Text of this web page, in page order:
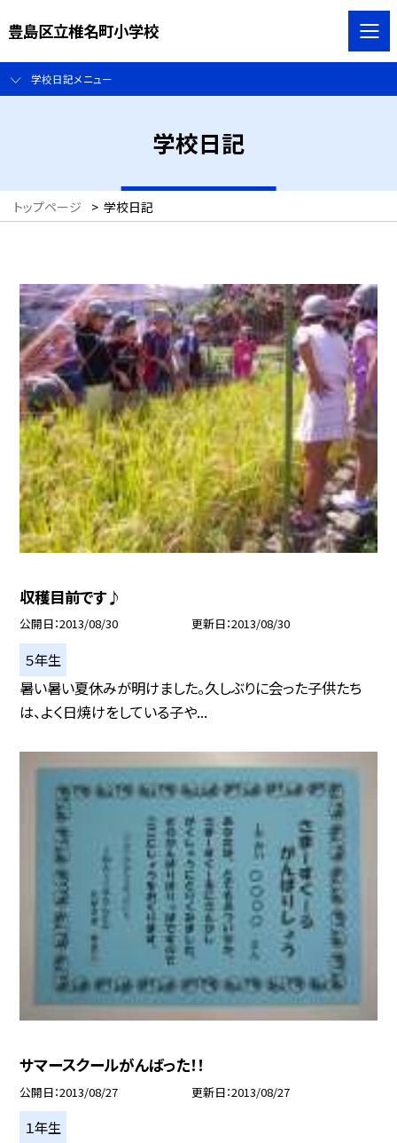
豊島区立椎名町小学校
学校日記メニュー
学校日記
トップページ > 学校日記
収穫目前です♪
公開日 2013/08/30 更新日 2013/08/30
５年生
暑い暑い夏休みが明けました。久しぶりに会った子供たち
は、よく日焼けをしている子や...
サマースクールがんばった！！
公開日 2013/08/27 更新日 2013/08/27
１年生